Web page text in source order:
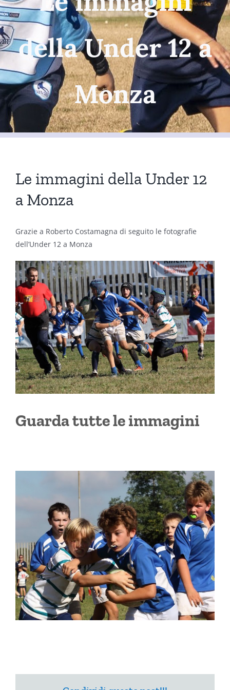
della Under 12 a
Monza
Le immagini della Under 12
a Monza
Grazie a Roberto Costamagna di seguito le fotografie
dell’Under 12 a Monza
Guarda tutte le immagini